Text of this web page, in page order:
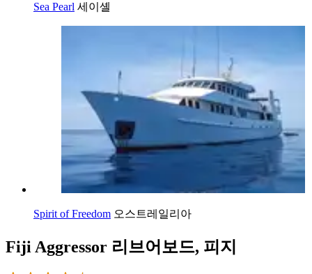
Sea Pearl 세이셸
Spirit of Freedom 오스트레일리아
Fiji Aggressor 리브어보드, 피지